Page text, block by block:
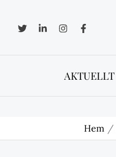
innehåll
AKTUELLT
Hem